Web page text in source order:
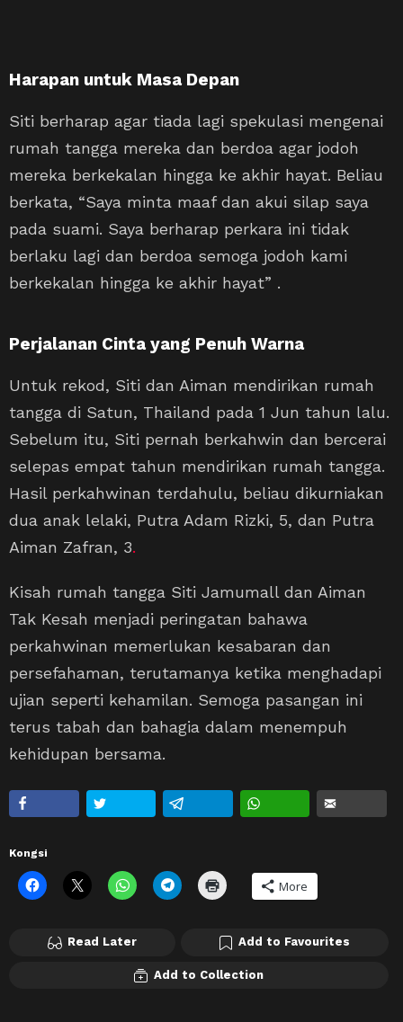
Harapan untuk Masa Depan
Siti berharap agar tiada lagi spekulasi mengenai
rumah tangga mereka dan berdoa agar jodoh
mereka berkekalan hingga ke akhir hayat. Beliau
berkata, “Saya minta maaf dan akui silap saya
pada suami. Saya berharap perkara ini tidak
berlaku lagi dan berdoa semoga jodoh kami
berkekalan hingga ke akhir hayat” .
Perjalanan Cinta yang Penuh Warna
Untuk rekod, Siti dan Aiman mendirikan rumah
tangga di Satun, Thailand pada 1 Jun tahun lalu.
Sebelum itu, Siti pernah berkahwin dan bercerai
selepas empat tahun mendirikan rumah tangga.
Hasil perkahwinan terdahulu, beliau dikurniakan
dua anak lelaki, Putra Adam Rizki, 5, dan Putra
Aiman Zafran, 3.
Kisah rumah tangga Siti Jamumall dan Aiman
Tak Kesah menjadi peringatan bahawa
perkahwinan memerlukan kesabaran dan
persefahaman, terutamanya ketika menghadapi
ujian seperti kehamilan. Semoga pasangan ini
terus tabah dan bahagia dalam menempuh
kehidupan bersama.
Kongsi
More
Read Later Add to Favourites
Add to Collection